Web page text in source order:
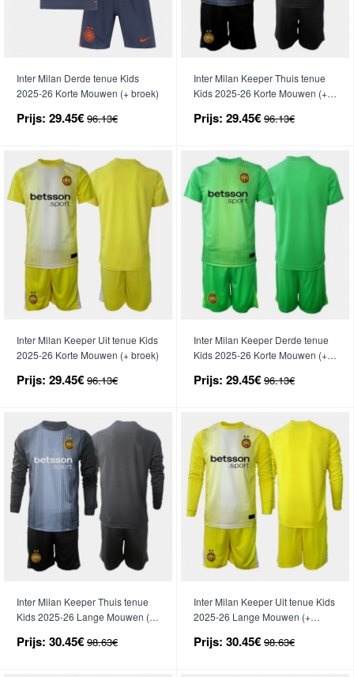
Inter Milan Derde tenue Kids
2025-26 Korte Mouwen (+ broek)
Prijs: 29.45€ 96.13€
Inter Milan Keeper Thuis tenue
Kids 2025-26 Korte Mouwen (+
Prijs: 29.45€ 96.13€
Inter Milan Keeper Uit tenue Kids
2025-26 Korte Mouwen (+ broek)
Prijs: 29.45€ 96.13€
Inter Milan Keeper Derde tenue
Kids 2025-26 Korte Mouwen (+
Prijs: 29.45€ 96.13€
Inter Milan Keeper Thuis tenue
Kids 2025-26 Lange Mouwen (+
Prijs: 30.45€ 98.63€
Inter Milan Keeper Uit tenue Kids
2025-26 Lange Mouwen (+
Prijs: 30.45€ 98.63€